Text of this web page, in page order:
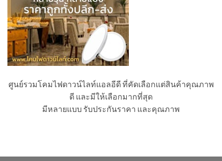
ศูนย์รวมโคมไฟดาวน์ไลท์แอลอีดี ที่คัดเลือกแต่สินค้าคุณภาพ
ดี และมีให้เลือกมากที่สุด
มีหลายแบบ รับประกันราคา และคุณภาพ